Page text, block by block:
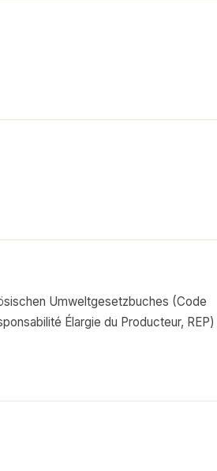
Umweltgesetzbuches (Code
Élargie du Producteur, REP)